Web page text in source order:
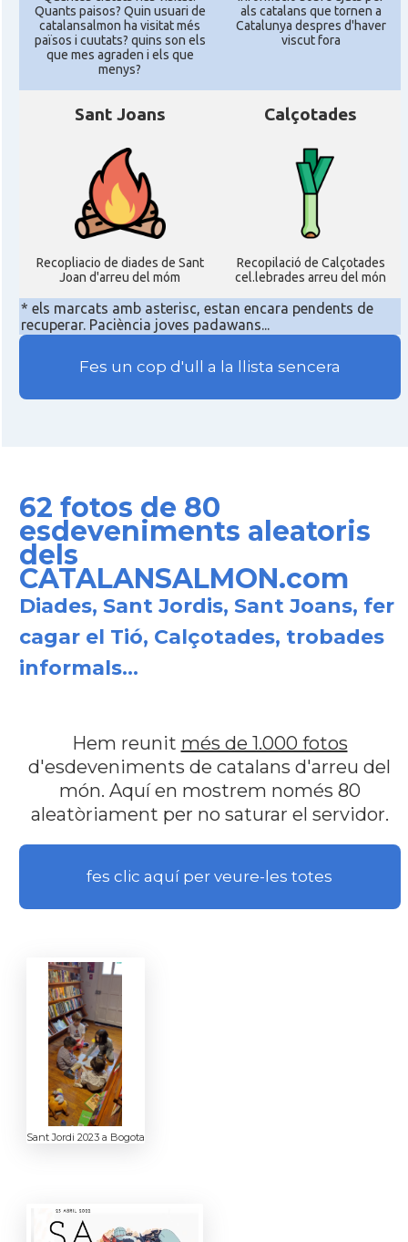
Quants paisos? Quin usuari de
catalansalmon ha visitat més
països i cuutats? quins son els
que mes agraden i els que
menys?
als catalans que tornen a
Catalunya despres d'haver
viscut fora
Sant Joans
Recopliacio de diades de Sant
Joan d'arreu del móm
Calçotades
Recopilació de Calçotades
cel.lebrades arreu del món
* els marcats amb asterisc, estan encara pendents de
recuperar. Paciència joves padawans...
Fes un cop d'ull a la llista sencera
62 fotos de 80
esdeveniments aleatoris
dels
CATALANSALMON.com
Diades, Sant Jordis, Sant Joans, fer
cagar el Tió, Calçotades, trobades
informals...
Hem reunit més de 1.000 fotos
d'esdeveniments de catalans d'arreu del
món. Aquí en mostrem només 80
aleatòriament per no saturar el servidor.
fes clic aquí per veure-les totes
Sant Jordi 2023 a Bogota